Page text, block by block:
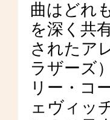
曲はどれ
を深く共
されたア
ラザーズ
リー・コ
ェヴィッ